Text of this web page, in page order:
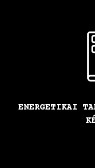
ENERGETIKAI